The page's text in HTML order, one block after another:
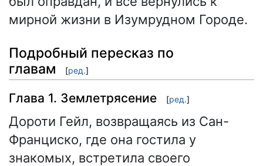
мирной жизни в Изумрудном Городе.
Подробный пересказ по
главам
[ред.]
Глава 1. Землетрясение [ред.]
Дороти Гейл, возвращаясь из Сан-
Франциско, где она гостила у
знакомых, встретила своего